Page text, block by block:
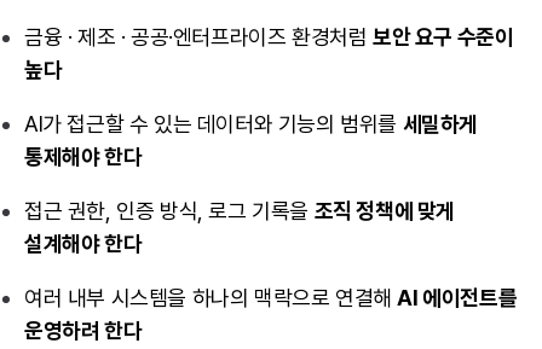
금융 · 제조 · 공공·엔터프라이즈 환경처럼 보안 요구 수준이
높다
AI가 접근할 수 있는 데이터와 기능의 범위를 세밀하게
통제해야 한다
접근 권한, 인증 방식, 로그 기록을 조직 정책에 맞게
설계해야 한다
여러 내부 시스템을 하나의 맥락으로 연결해AI 에이전트를
운영하려 한다